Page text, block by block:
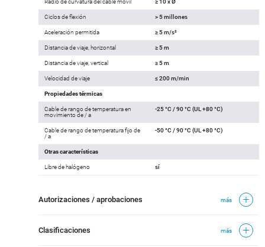
Radio de curvatura del cable móvil ≥ 10 x Ø
Ciclos de flexión > 5 millones
Aceleración permitida ≥ 5 m/s²
Distancia de viaje, horizontal ≥ 5 m
Distancia de viaje, vertical ≥ 5 m
Velocidad de viaje ≤ 200 m/min
Propiedades térmicas
Cable de rango de temperatura en
movimiento de / a
-25 °C / 90 °C (UL +80 °C)
Cable de rango de temperatura fijo de
/ a
-50 °C / 90 °C (UL +80 °C)
Otras características
Libre de halógeno sí
Autorizaciones / aprobaciones más
Clasificaciones más